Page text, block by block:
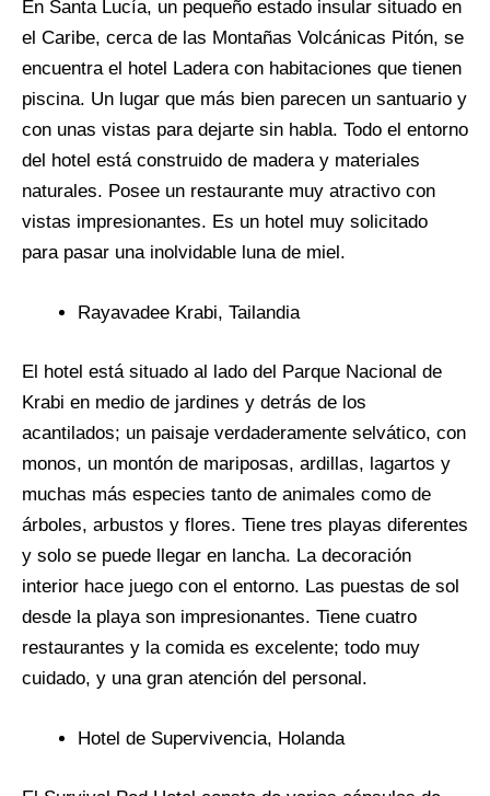
En Santa Lucía, un pequeño estado insular situado en
el Caribe, cerca de las Montañas Volcánicas Pitón, se
encuentra el hotel Ladera con habitaciones que tienen
piscina. Un lugar que más bien parecen un santuario y
con unas vistas para dejarte sin habla. Todo el entorno
del hotel está construido de madera y materiales
naturales. Posee un restaurante muy atractivo con
vistas impresionantes. Es un hotel muy solicitado
para pasar una inolvidable luna de miel.
Rayavadee Krabi, Tailandia
El hotel está situado al lado del Parque Nacional de
Krabi en medio de jardines y detrás de los
acantilados; un paisaje verdaderamente selvático, con
monos, un montón de mariposas, ardillas, lagartos y
muchas más especies tanto de animales como de
árboles, arbustos y flores. Tiene tres playas diferentes
y solo se puede llegar en lancha. La decoración
interior hace juego con el entorno. Las puestas de sol
desde la playa son impresionantes. Tiene cuatro
restaurantes y la comida es excelente; todo muy
cuidado, y una gran atención del personal.
Hotel de Supervivencia, Holanda